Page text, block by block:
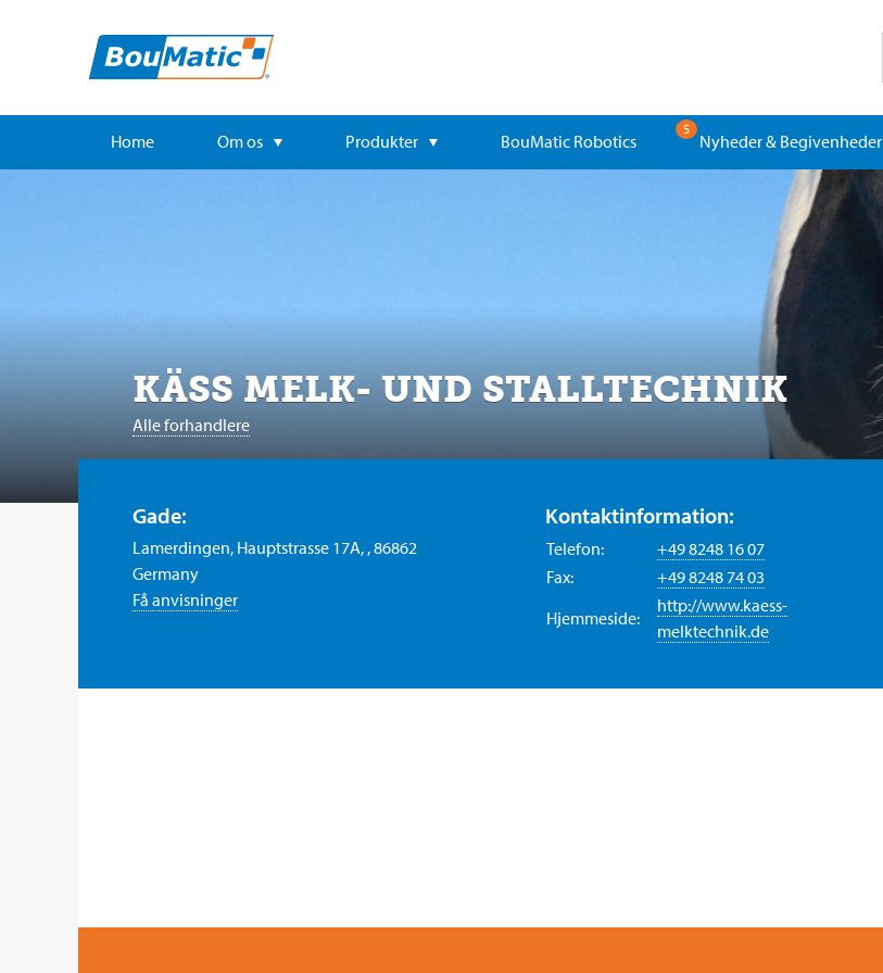
Home Om os Produkter BouMatic Robotics
5
Nyheder & Begivenheder
KÄSS MELK- UND STALLTECHNIK
Alle forhandlere
Gade:
Lamerdingen, Hauptstrasse 17A, , 86862
Germany
Få anvisninger
Kontaktinformation:
Telefon:
+49 8248 16 07
Fax:
+49 8248 74 03
Hjemmeside:
http://www.kaess-
melktechnik.de